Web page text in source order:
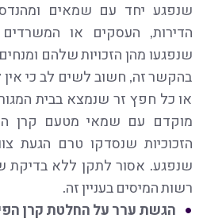
שנפגע יחד עם שמאים
הדירות, העסקים או
שנפגעו מהן הזכויות שלהם
בהקשר זה, חשוב לשים לב כי אין
או כל חפץ זר שנמצא בבית
מוקדם עם שמאי מטעם קרן
הזכוכיות שנסדקו טרם הגעת
שנפגע. אסור לתקן ללא בדיקת
רשות המיסים בעניין זה.
הגשת ערר על החלטת קרן